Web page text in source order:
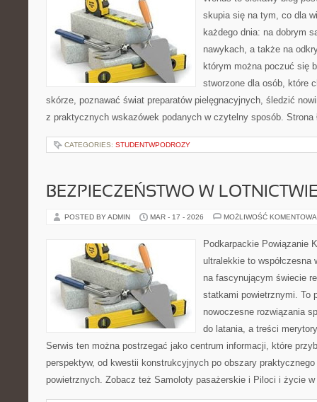
skupia się na tym, co dla
każdego dnia: na dobrym
nawykach, a także na
którym można poczuć się
stworzone dla osób, które
skórze, poznawać świat preparatów pielęgnacyjnych, śledzić
z praktycznych wskazówek podanych w czytelny sposób.
CATEGORIES: STUDENTWPODROZY
BEZPIECZEŃSTWO W
POSTED BY ADMIN MAR - 17 - 2026 MOŻLIWOŚĆ
Podkarpackie Powiązanie
ultralekkie to
na fascynującym świecie
statkami powietrznymi. To
nowoczesne rozwiązania
do latania, a treści
Serwis ten można postrzegać jako centrum informacji, które
perspektyw, od kwestii konstrukcyjnych po obszary
powietrznych. Zobacz też Samoloty pasażerskie i Piloci i życie